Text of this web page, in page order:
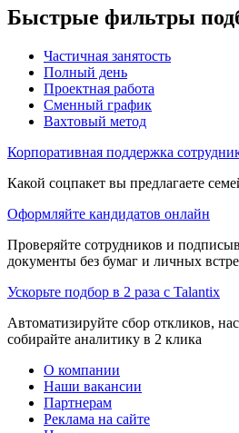
Быстрые фильтры
Частичная занятость
Полный день
Проектная работа
Сменный график
Вахтовый метод
Корпоративная поддержка
Какой соцпакет вы предлагаете
Оформляйте кандидатов онлайн
Проверяйте сотрудников и
документы без бумаг и личных
Ускорьте подбор в 2 раза с Talantix
Автоматизируйте сбор откликов,
собирайте аналитику в 2 клика
О компании
Наши вакансии
Партнерам
Реклама на сайте